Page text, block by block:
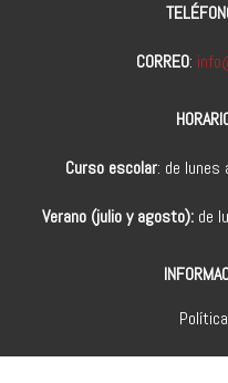
CORREO:
Curso escolar: de lunes
Verano (julio y agosto):de